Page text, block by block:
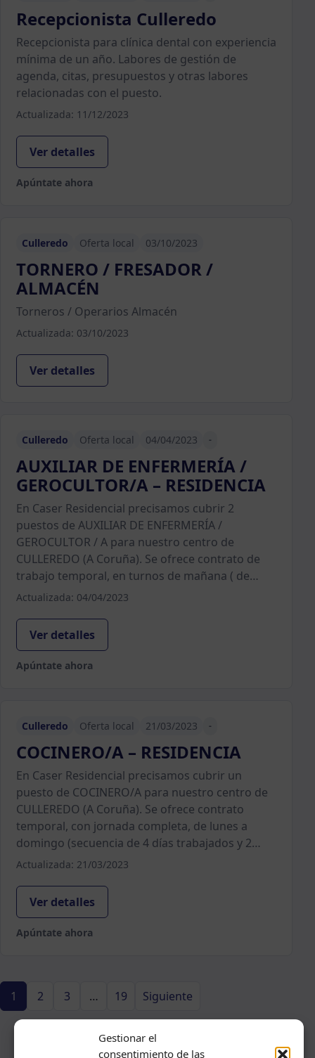
Gestionar el
consentimiento de las
Recepcionista Culleredo
Recepcionista para clínica dental con experiencia
mínima de un año. Labores de gestión de
agenda, citas, presupuestos y otras labores
relacionadas con el puesto.
Actualizada: 11/12/2023
Ver detalles
Apúntate ahora
Culleredo Oferta local 03/10/2023
TORNERO / FRESADOR /
ALMACÉN
Torneros / Operarios Almacén
Actualizada: 03/10/2023
Ver detalles
Culleredo Oferta local 04/04/2023 -
AUXILIAR DE ENFERMERÍA /
GEROCULTOR/A – RESIDENCIA
En Caser Residencial precisamos cubrir 2
puestos de AUXILIAR DE ENFERMERÍA /
GEROCULTOR / A para nuestro centro de
CULLEREDO (A Coruña). Se ofrece contrato de
trabajo temporal, en turnos de mañana ( de…
Actualizada: 04/04/2023
Ver detalles
Apúntate ahora
Culleredo Oferta local 21/03/2023 -
COCINERO/A – RESIDENCIA
En Caser Residencial precisamos cubrir un
puesto de COCINERO/A para nuestro centro de
CULLEREDO (A Coruña). Se ofrece contrato
temporal, con jornada completa, de lunes a
domingo (secuencia de 4 días trabajados y 2…
Actualizada: 21/03/2023
Ver detalles
Apúntate ahora
1 2 3 … 19 Siguiente